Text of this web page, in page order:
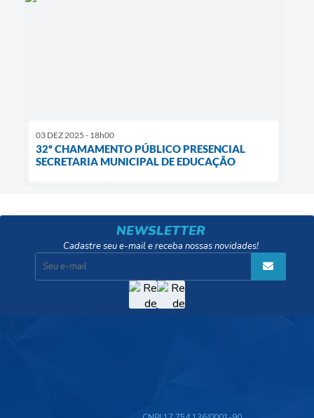
03 DEZ 2025 - 18h00
32º CHAMAMENTO PÚBLICO PRESENCIAL
SECRETARIA MUNICIPAL DE EDUCAÇÃO
NEWSLETTER
Cadastre seu e-mail e receba nossas novidades!